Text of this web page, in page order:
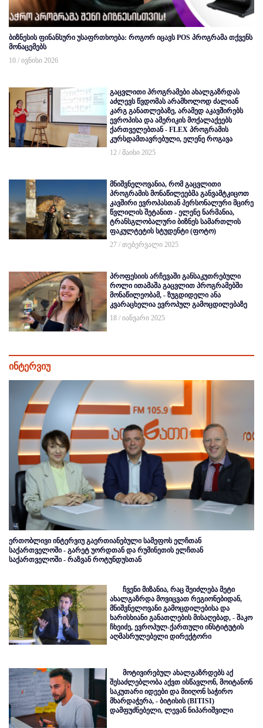
ბიზნესის ფინანსური უსაფრთხოება: როგორ იცავს POS პროგრამა თქვენს
მონაცემებს
10 / ივნისი 2026
გაცვლითი პროგრამები ახალგაზრდას
აძლევს წვდომას არამხოლოდ ძალიან
კარგ განათლებაზე, არამედ აკავშირებს
ევროპისა და ამერიკის მოქალაქეებს
ქართველებთან - FLEX პროგრამის
კურსდამთავრებული, ელენე როგავა
12 / მაისი 2025
მნიშვნელოვანია, რომ გაცვლითი
პროგრამის მონაწილეებმა განვამტკიცოთ
კავშირი ევროპასთან პერსონალური მცირე
წვლილის შეტანით - ელენე ნარმანია,
ტრანსგლობალური ბიზნეს სამართლის
ფაკულტეტის სტუდენტი (ფოტო)
27 / თებერვალი 2025
პროფესიის არჩევაში განსაკუთრებული
როლი ითამაშა გაცვლით პროგრამებში
მონაწილეობამ, - ზუგდიდელი ანა
კვარაცხელია ევროპულ გამოცდილებაზე
18 / იანვარი 2025
ინტერვიუ
ერთობლივი ინტერვიუ გაერთიანებული სამეფოს ელჩთან
საქართველოში - გარეტ უორდთან და რუმინეთის ელჩთან
საქართველოში - რაზვან როტუნდუსთან
ჩვენი მიზანია, რაც შეიძლება მეტი
ახალგაზრდა მოვიცვათ რეგიონებიდან,
მნიშვნელოვანი გამოცდილებისა და
ხარისხიანი განათლების მისაღებად, - შაკო
ჩხეიძე, ევროპულ-ქართული ინსტიტუტის
აღმასრულებელი დირექტორი
მოტივირებულ ახალგაზრდებს აქ
შესაძლებლობა აქვთ ისწავლონ, მოიტანონ
საკუთარი იდეები და მიიღონ საჭირო
მხარდაჭერა, - ბიტისის (BITISI)
დამფუძნებელი, ლევან ნიპარიშვილი